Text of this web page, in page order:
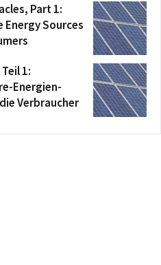
Part 1:
Energy Sources
1:
Energien-
Verbraucher